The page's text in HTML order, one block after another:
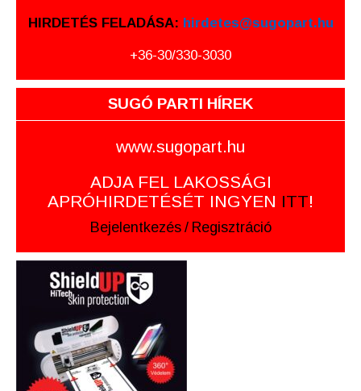
HIRDETÉS FELADÁSA: hirdetes@sugopart.hu
+36-30/330-3030
SUGÓ PARTI HÍREK
www.sugopart.hu
ADJA FEL LAKOSSÁGI
APRÓHIRDETÉSÉT INGYEN ITT!
Bejelentkezés / Regisztráció